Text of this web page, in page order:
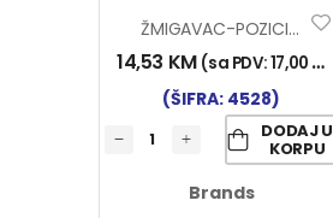
ŽMIGAVAC-POZICIJA KV
14,53 KM (sa PDV:17,00 KM
(ŠIFRA: 4528)
DODAJ U
KORPU
Brands